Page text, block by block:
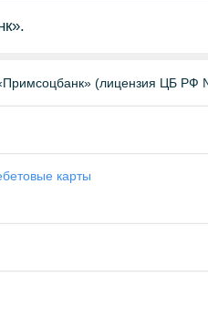
(лицензия ЦБ РФ
карты